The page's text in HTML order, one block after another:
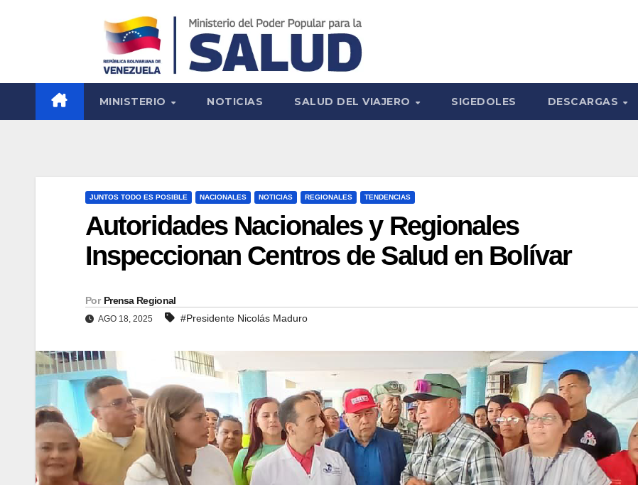
MINISTERIO NOTICIAS SALUD DEL VIAJERO SIGEDOLES DESCARGAS
JUNTOS TODO ES POSIBLE NACIONALES NOTICIAS REGIONALES TENDENCIAS
Autoridades Nacionales y Regionales
Inspeccionan Centros de Salud en Bolívar
Por Prensa Regional
AGO 18, 2025 #Presidente Nicolás Maduro